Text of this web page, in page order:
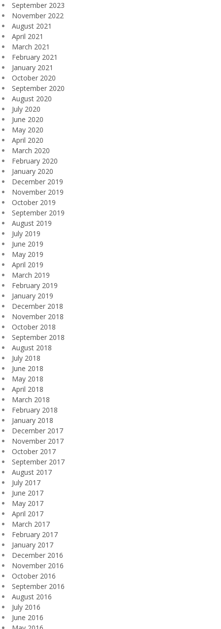
September 2023
November 2022
August 2021
April 2021
March 2021
February 2021
January 2021
October 2020
September 2020
August 2020
July 2020
June 2020
May 2020
April 2020
March 2020
February 2020
January 2020
December 2019
November 2019
October 2019
September 2019
August 2019
July 2019
June 2019
May 2019
April 2019
March 2019
February 2019
January 2019
December 2018
November 2018
October 2018
September 2018
August 2018
July 2018
June 2018
May 2018
April 2018
March 2018
February 2018
January 2018
December 2017
November 2017
October 2017
September 2017
August 2017
July 2017
June 2017
May 2017
April 2017
March 2017
February 2017
January 2017
December 2016
November 2016
October 2016
September 2016
August 2016
July 2016
June 2016